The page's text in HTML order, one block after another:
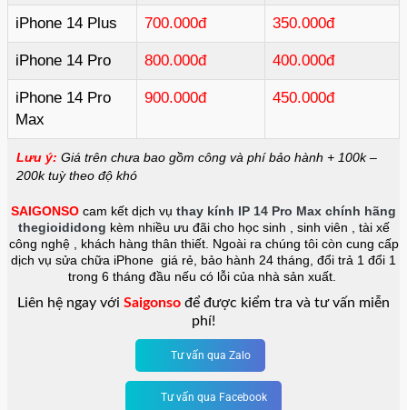
iPhone 14 Plus 700.000đ 350.000đ
iPhone 14 Pro 800.000đ 400.000đ
iPhone 14 Pro
Max
900.000đ 450.000đ
Lưu ý: Giá trên chưa bao gồm công và phí bảo hành + 100k –
200k tuỳ theo độ khó
SAIGONSO cam kết dịch vụ thay kính IP 14 Pro Max chính hãng
thegioididong kèm nhiều ưu đãi cho học sinh , sinh viên , tài xế
công nghệ , khách hàng thân thiết. Ngoài ra chúng tôi còn cung cấp
dịch vụ sửa chữa iPhone giá rẻ, bảo hành 24 tháng, đổi trả 1 đổi 1
trong 6 tháng đầu nếu có lỗi của nhà sản xuất.
Liên hệ ngay với Saigonso để được kiểm tra và tư vấn miễn
phí!
Tư vấn qua Zalo
Tư vấn qua Facebook